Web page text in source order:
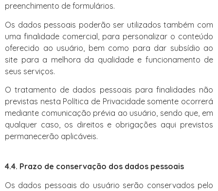
preenchimento de formulários.
Os dados pessoais poderão ser utilizados também com
uma finalidade comercial, para personalizar o conteúdo
oferecido ao usuário, bem como para dar subsídio ao
site para a melhora da qualidade e funcionamento de
seus serviços.
O tratamento de dados pessoais para finalidades não
previstas nesta Política de Privacidade somente ocorrerá
mediante comunicação prévia ao usuário, sendo que, em
qualquer caso, os direitos e obrigações aqui previstos
permanecerão aplicáveis.
4.4. Prazo de conservação dos dados pessoais
Os dados pessoais do usuário serão conservados pelo